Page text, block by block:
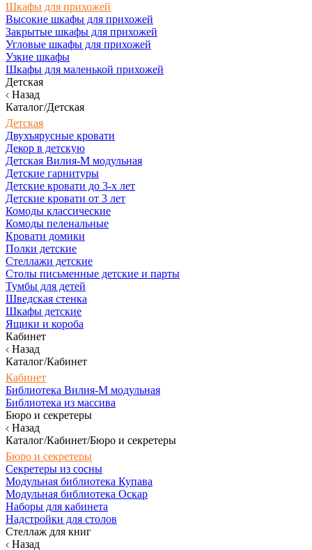
Шкафы для прихожей
Высокие шкафы для прихожей
Закрытые шкафы для прихожей
Угловые шкафы для прихожей
Узкие шкафы
Шкафы для маленькой прихожей
Детская
Назад
Каталог/Детская
Детская
Двухъярусные кровати
Декор в детскую
Детская Вилия-М модульная
Детские гарнитуры
Детские кровати до 3-х лет
Детские кровати от 3 лет
Комоды классические
Комоды пеленальные
Кровати домики
Полки детские
Стеллажи детские
Столы письменные детские и парты
Тумбы для детей
Шведская стенка
Шкафы детские
Ящики и короба
Кабинет
Назад
Каталог/Кабинет
Кабинет
Библиотека Вилия-М модульная
Библиотека из массива
Бюро и секретеры
Назад
Каталог/Кабинет/Бюро и секретеры
Бюро и секретеры
Секретеры из сосны
Модульная библиотека Купава
Модульная библиотека Оскар
Наборы для кабинета
Надстройки для столов
Стеллаж для книг
Назад